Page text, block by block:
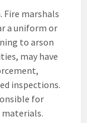
Fire marshals
a uniform or
to arson
may have
inspections.
for